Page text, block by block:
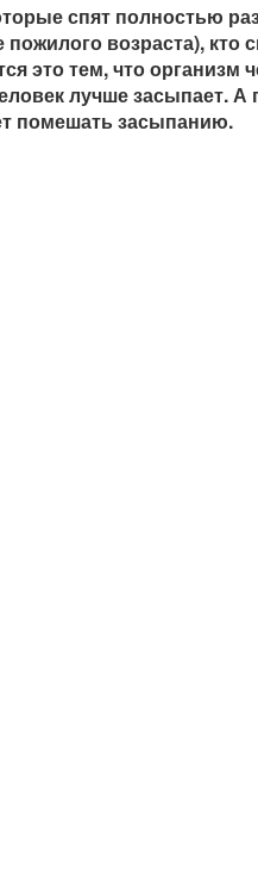
спят полностью
возраста),
это тем, что организм
лучше засыпает.
помешать засыпанию.